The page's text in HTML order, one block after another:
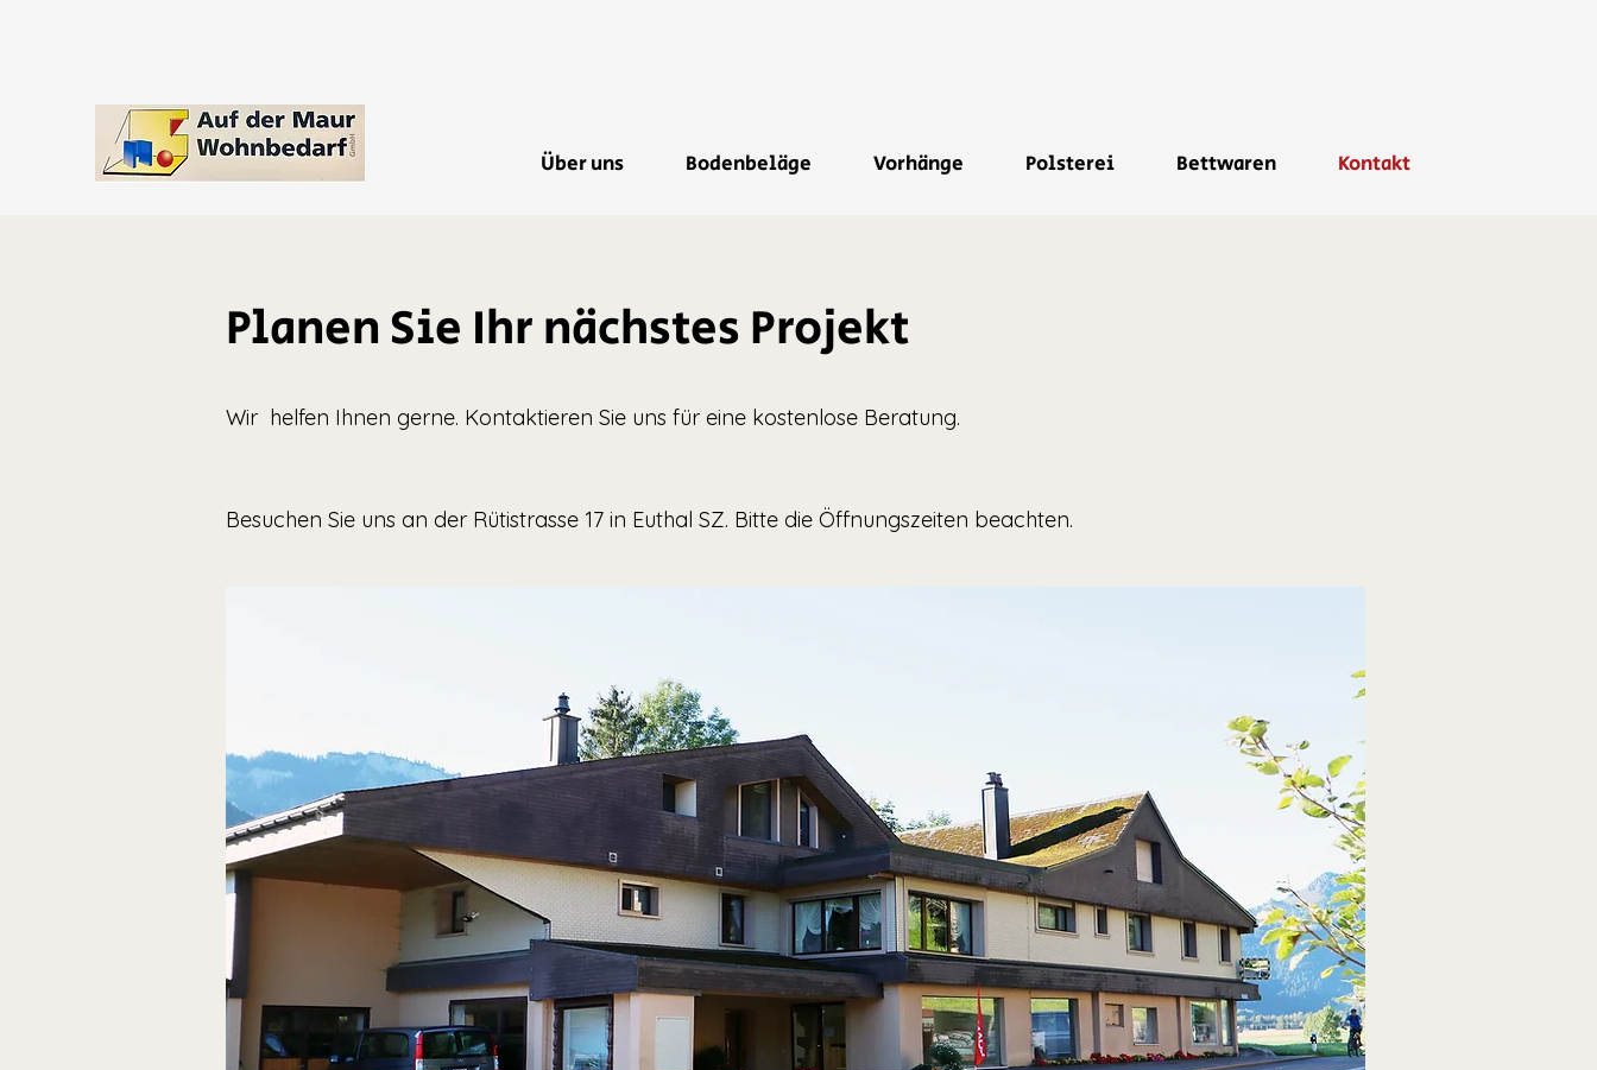
Über uns Bodenbeläge Vorhänge Polsterei Bettwaren Kontakt
Planen Sie Ihr nächstes Projekt
Wir helfen Ihnen gerne. Kontaktieren Sie uns für eine kostenlose Beratung.
Besuchen Sie uns an der Rütistrasse 17 in Euthal SZ. Bitte die Öffnungszeiten beachten.